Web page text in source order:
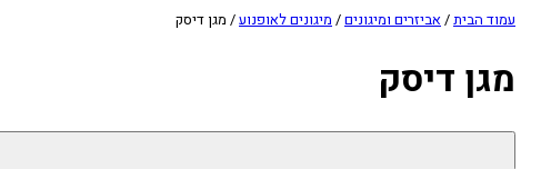
עמוד הבית/אביזרים ומיגונים/ מיגונים לאופנוע/ מגן דיסק
מגן דיסק